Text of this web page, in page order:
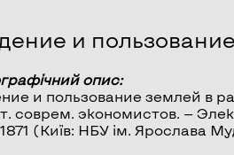
и
опис:
и пользование землей в
соврем. экономистов. —
(Київ: НБУ ім. Ярослава